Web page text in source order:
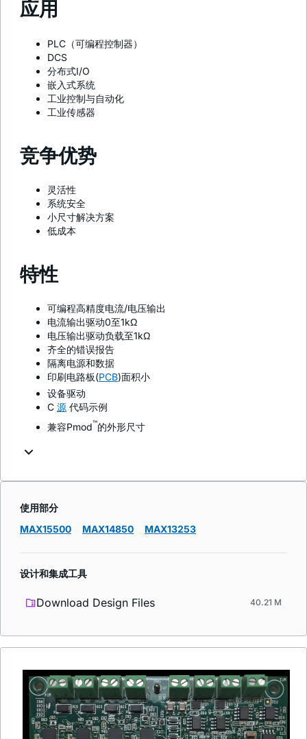
应用
PLC（可编程控制器）
DCS
分布式I/O
嵌入式系统
工业控制与自动化
工业传感器
竞争优势
灵活性
系统安全
小尺寸解决方案
低成本
特性
可编程高精度电流/电压输出
电流输出驱动0至1kΩ
电压输出驱动负载至1kΩ
齐全的错误报告
隔离电源和数据
印刷电路板(PCB)面积小
设备驱动
C 源 代码示例
兼容Pmod™的外形尺寸
使用部分
MAX15500
MAX14850 MAX13253
设计和集成工具
Download Design Files 40.21 M